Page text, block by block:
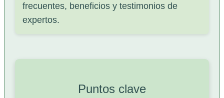
frecuentes, beneficios y testimonios de
expertos.
Puntos clave